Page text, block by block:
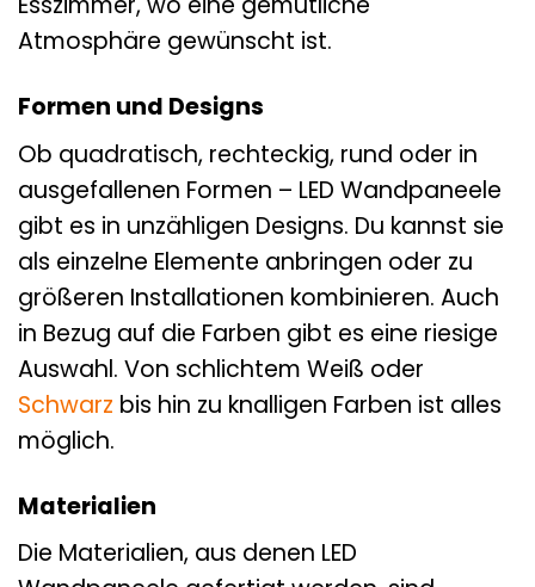
Atmosphäre gewünscht ist.
Formen und Designs
Ob quadratisch, rechteckig, rund oder in
ausgefallenen Formen – LED Wandpaneele
gibt es in unzähligen Designs. Du kannst sie
als einzelne Elemente anbringen oder zu
größeren Installationen kombinieren. Auch
in Bezug auf die Farben gibt es eine riesige
Auswahl. Von schlichtem Weiß oder
Schwarz bis hin zu knalligen Farben ist alles
möglich.
Materialien
Die Materialien, aus denen LED